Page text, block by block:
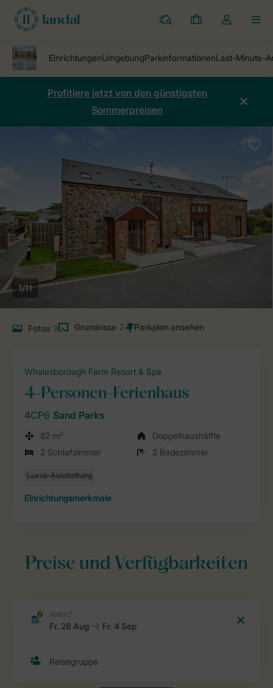
Ferienparks
Meine
Dropdown-
öffnen
Profitiere jetzt von den günstigsten
Sommerpreisen
1/11
Fotos 9 Grundrisse 2
Whalesborough Farm Resort & Spa
4-Personen-Ferienhaus
4CP6 Sand Parks
82 m²
Doppelhaushälfte
2 Schlafzimmer
2 Badezimmer
Einrichtungsmerkmale
Preise und Verfügbarkeiten